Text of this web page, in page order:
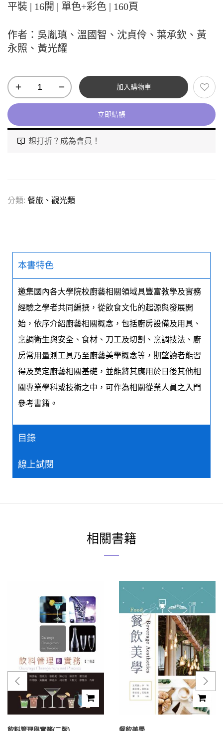
平裝 | 16開 | 單色+彩色 | 160頁
作者：吳胤瑱、溫國智、沈貞伶、葉承欽、黃
永照、黃光耀
加入購物車
立即結帳
想打折？成為會員！
分類: 餐旅、觀光類
本書特色
邀集國內各大學院校廚藝相關領域具豐富教學及實務
經驗之學者共同編撰，從飲食文化的起源與發展開
始，依序介紹廚藝相關概念，包括廚房設備及用具、
烹調衛生與安全、食材、刀工及切割、烹調技法、廚
房常用量測工具乃至廚藝美學概念等，期望讀者能習
得及奠定廚藝相關基礎，並能將其應用於日後其他相
關專業學科或技術之中，可作為相關從業人員之入門
參考書籍。
目錄
線上試閱
相關書籍